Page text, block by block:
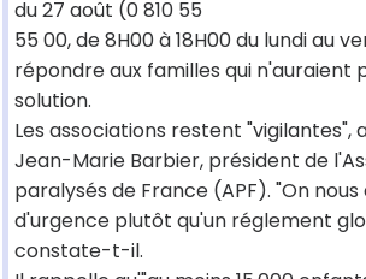
du 27 août (0 810 55
55 00, de 8H00 à 18H00 du lundi au
répondre aux familles qui n'auraient
solution.
Les associations restent "vigilantes",
Jean-Marie Barbier, président de
paralysés de France (APF). "On
d'urgence plutôt qu'un réglement
constate-t-il.